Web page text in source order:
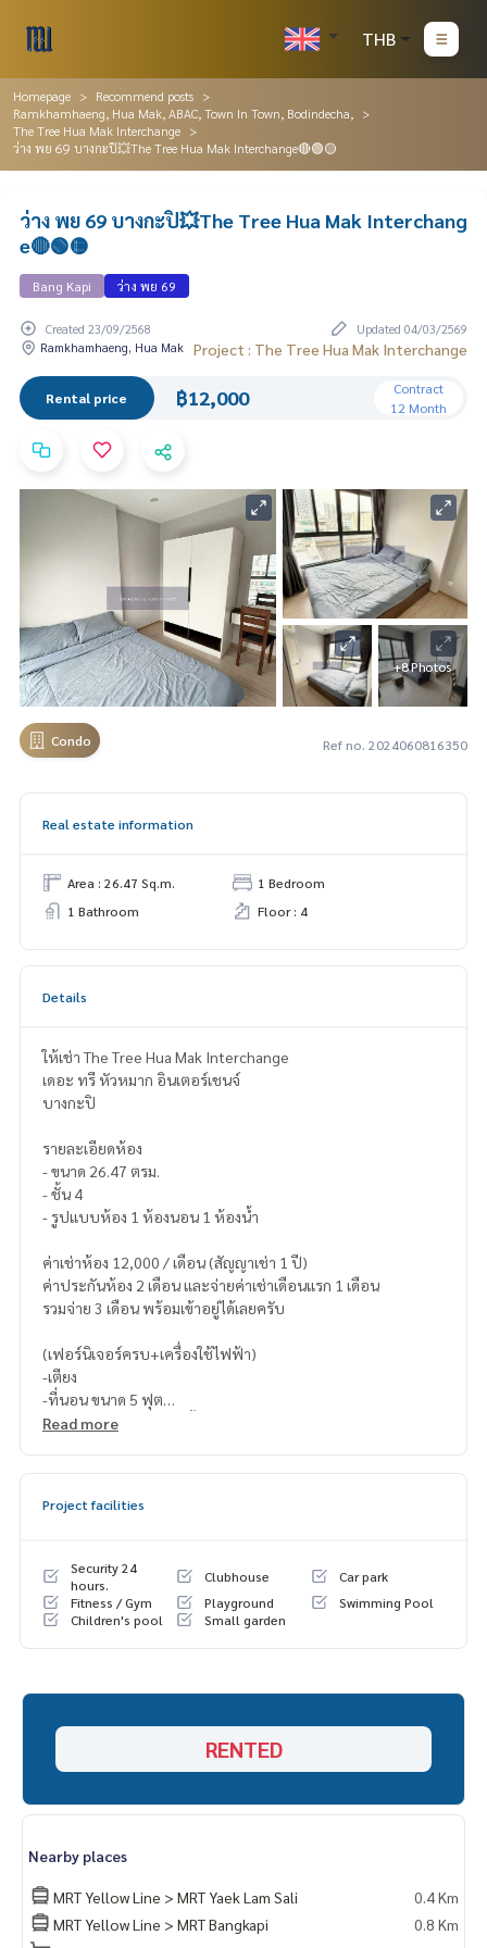
THB
Homepage
Recommend posts
Ramkhamhaeng, Hua Mak, ABAC, Town In Town, Bodindecha,
The Tree Hua Mak Interchange
ว่าง พย 69 บางกะปิ💥The Tree Hua Mak Interchange🔴🟢🟡
ว่าง พย 69 บางกะปิ💥The Tree Hua Mak Interchang
e🔴🟢🟡
Bang Kapi ว่าง พย 69
Created 23/09/2568
Updated 04/03/2569
Ramkhamhaeng, Hua Mak Project : The Tree Hua Mak Interchange
Rental price ฿12,000
Contract
12 Month
+8 Photos
Condo Ref no. 2024060816350
Real estate information
Area : 26.47 Sq.m.
1 Bedroom
1 Bathroom
Floor : 4
Details
ให้เช่า The Tree Hua Mak Interchange
เดอะ ทรี หัวหมาก อินเตอร์เชนจ์
บางกะปิ
รายละเอียดห้อง
- ขนาด 26.47 ตรม.
- ชั้น 4
- รูปแบบห้อง 1 ห้องนอน 1 ห้องน้ำ
ค่าเช่าห้อง 12,000 / เดือน (สัญญาเช่า 1 ปี)
ค่าประกันห้อง 2 เดือน และจ่ายค่าเช่าเดือนแรก 1 เดือน
รวมจ่าย 3 เดือน พร้อมเข้าอยู่ได้เลยครับ
(เฟอร์นิเจอร์ครบ+เครื่องใช้ไฟฟ้า)
-เตียง
-ที่นอน ขนาด 5 ฟุต
-โต้ะทานข้าว พร้อมเก้าอี้
-เตาไฟฟ้า
-ตู้เย็น
-ไมโครเวฟ
-เครื่องซักผ้า
Read more
Project facilities
Security 24
hours.
Clubhouse
Car park
Fitness / Gym
Playground
Swimming Pool
Children's pool
Small garden
RENTED
Nearby places
MRT Yellow Line > MRT Yaek Lam Sali
0.4 Km
MRT Yellow Line > MRT Bangkapi
0.8 Km